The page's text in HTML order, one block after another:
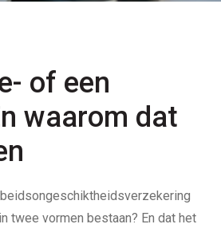
of een
waarom dat
twee vormen bestaan? En dat het